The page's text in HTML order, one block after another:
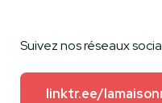
Suivez nos réseaux
linktr.ee/